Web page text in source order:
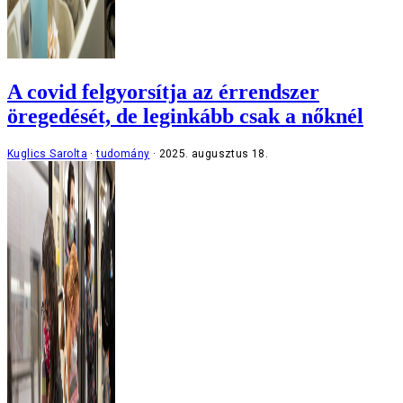
A covid felgyorsítja az érrendszer
öregedését, de leginkább csak a nőknél
Kuglics Sarolta tudomány 2025. augusztus 18.